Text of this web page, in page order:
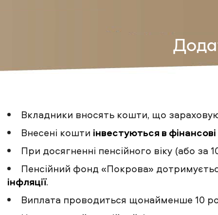
Вкладники вносять кошти, що
Внесені кошти інвестуються в
При досягненні пенсійного віку (або за
Пенсійний фонд «Покрова»
інфляції.
Виплата проводиться щонайменше 10